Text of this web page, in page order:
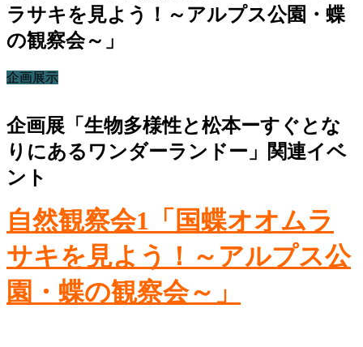
ラサキを見よう！～アルプス公園・蝶
の観察会～」
企画展示
企画展「生物多様性と松本ーすぐとな
りにあるワンダーランドー」関連イベ
ント
自然観察会1「国蝶オオムラ
サキを見よう！～アルプス公
園・蝶の観察会～」